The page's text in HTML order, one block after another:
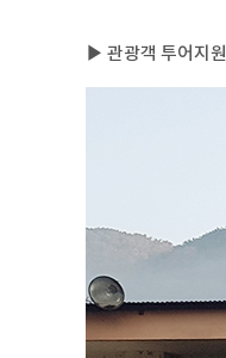
▶ 관광객 투어지원